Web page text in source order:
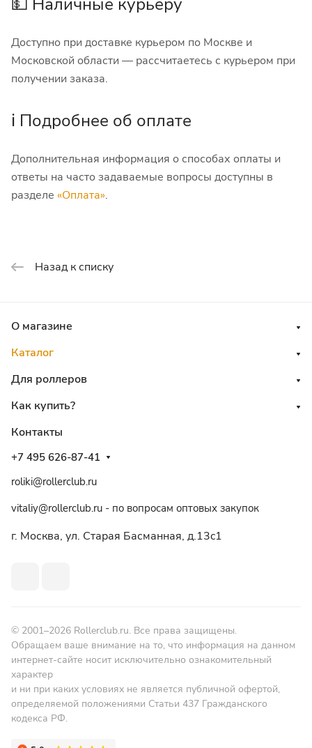
💵 Наличные курьеру
Доступно при доставке курьером по Москве и
Московской области — рассчитаетесь с курьером при
получении заказа.
ℹ️ Подробнее об оплате
Дополнительная информация о способах оплаты и
ответы на часто задаваемые вопросы доступны в
разделе «Оплата».
Назад к списку
О магазине
Каталог
Для роллеров
Как купить?
Контакты
+7 495 626-87-41
roliki@rollerclub.ru
vitaliy@rollerclub.ru - по вопросам оптовых закупок
г. Москва, ул. Старая Басманная, д.13c1
© 2001–2026 Rollerclub.ru. Все права защищены.
Обращаем ваше внимание на то, что информация на данном
интернет-сайте носит исключительно ознакомительный
характер
и ни при каких условиях не является публичной офертой,
определяемой положениями Статьи 437 Гражданского
кодекса РФ.